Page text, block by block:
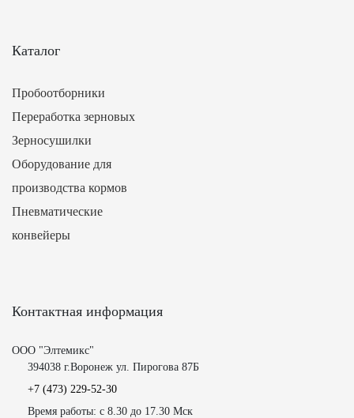
Каталог
Пробоотборники
Переработка зерновых
Зерносушилки
Оборудование для
производства кормов
Пневматические
конвейеры
Контактная информация
ООО "Элтемикс"
394038 г.Воронеж ул. Пирогова 87Б
+7 (473) 229-52-30
Время работы: с 8.30 до 17.30 Мск